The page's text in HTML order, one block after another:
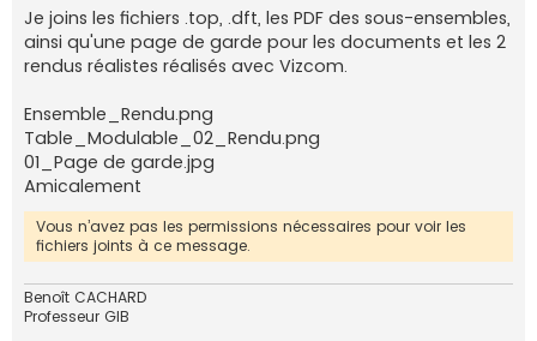
Je joins les fichiers .top, .dft, les PDF des sous-ensembles,
ainsi qu'une page de garde pour les documents et les 2
rendus réalistes réalisés avec Vizcom.
Ensemble_Rendu.png
Table_Modulable_02_Rendu.png
01_Page de garde.jpg
Amicalement
Vous n’avez pas les permissions nécessaires pour voir les
fichiers joints à ce message.
Benoît CACHARD
Professeur GIB